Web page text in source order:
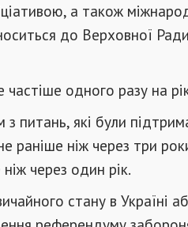
а також
до Верховної
одного разу на
питань, які були
раніше ніж через три
через один рік.
стану в Україні